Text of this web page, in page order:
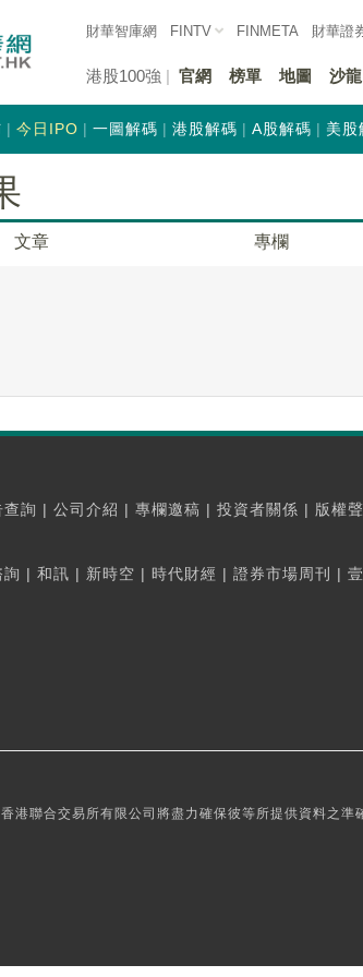
財華智庫網 FINTV FINMETA 財華證
港股100強 官網 榜單 地圖 沙龍
今日IPO 一圖解碼 港股解碼 A股解碼 美股
文章 專欄
查詢 | 公司介紹 | 專欄邀稿 | 投資者關係 | 版權
| 和訊 | 新時空 | 時代財經 | 證券市場周刊 |
港聯合交易所有限公司將盡力確保彼等所提供資料之